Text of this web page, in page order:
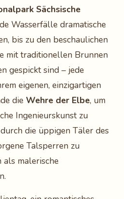
Sächsische
Wasserfälle dramatische
bis zu den beschaulichen
mit traditionellen Brunnen
gespickt sind – jede
eigenen, einzigartigen
die Wehre der Elbe, um
Ingenieurskunst zu
die üppigen Täler des
Talsperren zu
als malerische